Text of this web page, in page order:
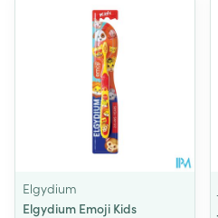
Elgydium
Elgydium Emoji Kids